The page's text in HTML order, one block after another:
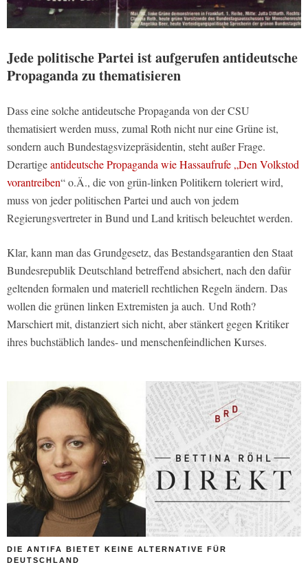
Jede politische Partei ist aufgerufen antideutsche
Propaganda zu thematisieren
Dass eine solche antideutsche Propaganda von der CSU
thematisiert werden muss, zumal Roth nicht nur eine Grüne ist,
sondern auch Bundestagsvizepräsidentin, steht außer Frage.
Derartigeantideutsche Propaganda wie Hassaufrufe „Den Volkstod
vorantreiben“ o.Ä., die von grün-linken Politikern toleriert wird,
muss von jeder politischen Partei und auch von jedem
Regierungsvertreter in Bund und Land kritisch beleuchtet werden.
Klar, kann man das Grundgesetz, das Bestandsgarantien den Staat
Bundesrepublik Deutschland betreffend absichert, nach den dafür
geltenden formalen und materiell rechtlichen Regeln ändern. Das
wollen die grünen linken Extremisten ja auch. Und Roth?
Marschiert mit, distanziert sich nicht, aber stänkert gegen Kritiker
ihres buchstäblich landes- und menschenfeindlichen Kurses.
DIE ANTIFA BIETET KEINE ALTERNATIVE FÜR
DEUTSCHLAND